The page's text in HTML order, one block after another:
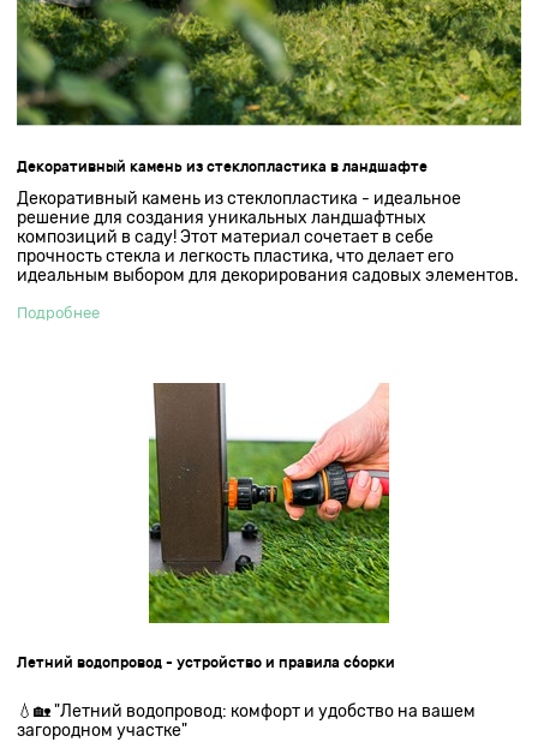
Декоративный камень из стеклопластика в ландшафте
Декоративный камень из стеклопластика - идеальное
решение для создания уникальных ландшафтных
композиций в саду! Этот материал сочетает в себе
прочность стекла и легкость пластика, что делает его
идеальным выбором для декорирования садовых элементов.
Подробнее
Летний водопровод - устройство и правила сборки
💧🏡 "Летний водопровод: комфорт и удобство на вашем
загородном участке"